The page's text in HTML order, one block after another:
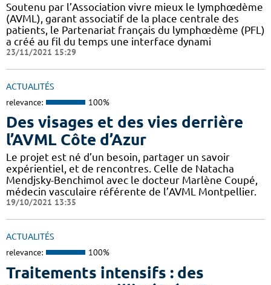
Soutenu par l’Association vivre mieux le lymphœdème
(AVML), garant associatif de la place centrale des
patients, le Partenariat français du lymphœdème (PFL)
a créé au fil du temps une interface dynami
23/11/2021 15:29
ACTUALITÉS
relevance: 100%
Des visages et des vies derrière
l’AVML Côte d’Azur
Le projet est né d’un besoin, partager un savoir
expérientiel, et de rencontres. Celle de Natacha
Mendjsky-Benchimol avec le docteur Marlène Coupé,
médecin vasculaire référente de l’AVML Montpellier.
19/10/2021 13:35
ACTUALITÉS
relevance: 100%
Traitements intensifs : des